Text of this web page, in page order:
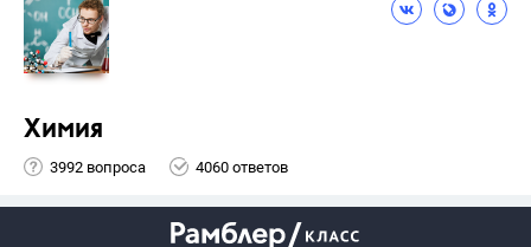
Химия
3992 вопроса 4060 ответов